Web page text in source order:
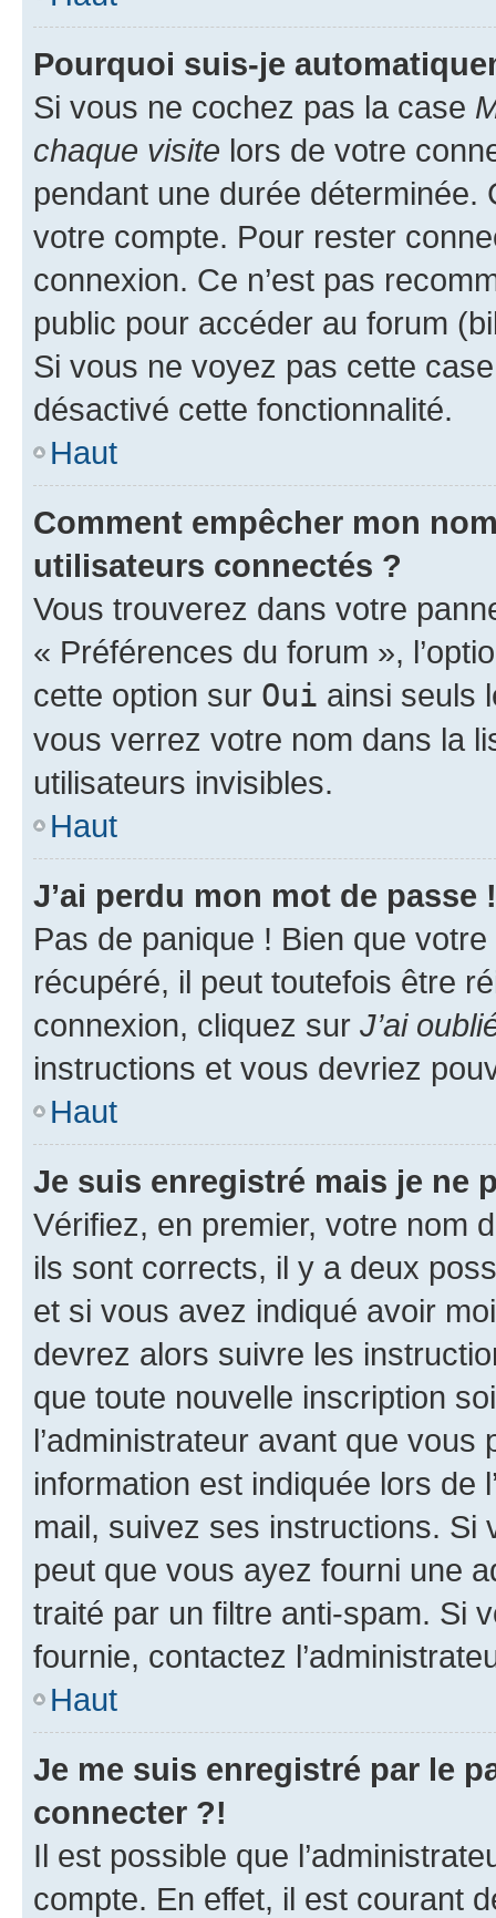
Pourquoi suis-je
Si vous ne cochez pas la case
chaque visite lors de votre
pendant une durée déterminée.
votre compte. Pour rester
connexion. Ce n’est pas
public pour accéder au forum
Si vous ne voyez pas cette
désactivé cette fonctionnalité.
Haut
Comment empêcher mon
utilisateurs connectés ?
Vous trouverez dans votre
« Préférences du forum »,
cette option sur Oui ainsi seuls
vous verrez votre nom dans la
utilisateurs invisibles.
Haut
J’ai perdu mon mot de passe !
Pas de panique ! Bien que
récupéré, il peut toutefois être
connexion, cliquez sur J’ai
instructions et vous devriez
Haut
Je suis enregistré mais je ne
Vérifiez, en premier, votre nom
ils sont corrects, il y a deux
et si vous avez indiqué avoir
devrez alors suivre les
que toute nouvelle inscription
l’administrateur avant que
information est indiquée lors de
mail, suivez ses instructions. Si
peut que vous ayez fourni une
traité par un filtre anti-spam. Si
fournie, contactez
Haut
Je me suis enregistré par le
connecter ?!
Il est possible que
compte. En effet, il est courant